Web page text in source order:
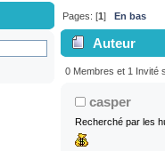
Pages: [1]En bas
Auteur
? (Lu 18656
0 Membres et 1 Invité
casper
Recherché par les